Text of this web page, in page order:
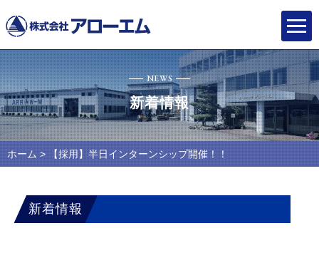
NEWS
新着情報
ホーム > 【採用】半日インターンシップ開催！！
新着情報